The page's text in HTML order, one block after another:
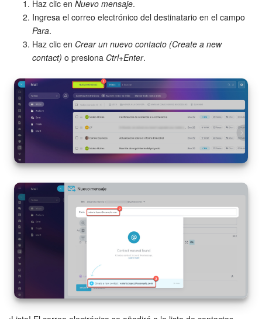
Firma electrónica para RR. HH.
Automatización
Flujos de trabajo
Marketing
Gestión del inventario
Telefonía
Widget del empleado
Configuraciones de la cuenta
Bitrix24 En Premisa
Bitrix24 Messenger
Preguntas generales
Haz clic en Nuevo mensaje.
Ingresa el correo electrónico del destinatario en el campo
Para.
Haz clic en Crear un nuevo contacto (Create a new
contact) o presiona Ctrl+Enter.